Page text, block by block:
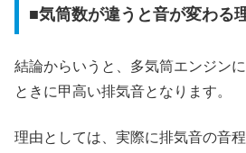
■気筒数が違うと音が変わる
結論からいうと、多気筒エンジン
ときに甲高い排気音となります。
理由としては、実際に排気音の音程